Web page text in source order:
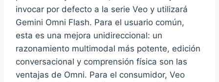
invocar por defecto a la serie Veo y utilizará
Gemini Omni Flash. Para el usuario común,
esta es una mejora unidireccional: un
razonamiento multimodal más potente, edición
conversacional y comprensión física son las
ventajas de Omni. Para el consumidor, Veo